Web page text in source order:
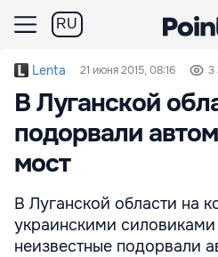
RU
Lenta 21 июня 2015, 08:16 3
В Луганской
подорвали
мост
В Луганской области на
украинскими
неизвестные подорвали